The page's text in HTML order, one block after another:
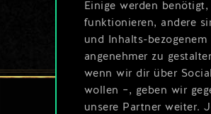
Einige werden
funktionieren, andere
und Inhalts-
angenehmer zu
wenn wir dir über
wollen –, geben wir
unsere Partner weiter.